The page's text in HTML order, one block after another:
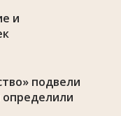
и
подвели
определили